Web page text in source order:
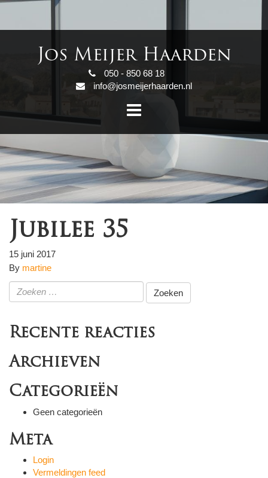
Jos Meijer Haarden
050 - 850 68 18
info@josmeijerhaarden.nl
Jubilee 35
15 juni 2017
By martine
Zoeken
naar:
Recente reacties
Archieven
Categorieën
Geen categorieën
Meta
Login
Vermeldingen feed